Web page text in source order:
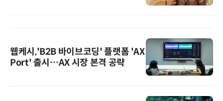
웹케시,'B2B 바이브코딩' 플랫폼 'AX
Port' 출시…AX 시장 본격 공략